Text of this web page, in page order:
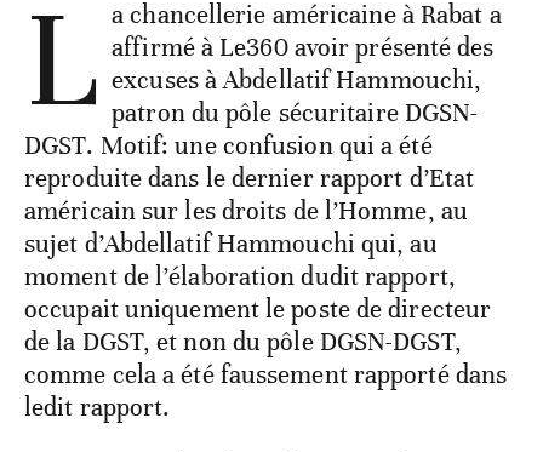
L a chancellerie américaine à Rabat a
affirmé à Le360 avoir présenté des
excuses à Abdellatif Hammouchi,
patron du pôle sécuritaire DGSN-
DGST. Motif: une confusion qui a été
reproduite dans le dernier rapport d’Etat
américain sur les droits de l’Homme, au
sujet d’Abdellatif Hammouchi qui, au
moment de l’élaboration dudit rapport,
occupait uniquement le poste de directeur
de la DGST, et non du pôle DGSN-DGST,
comme cela a été faussement rapporté dans
ledit rapport.